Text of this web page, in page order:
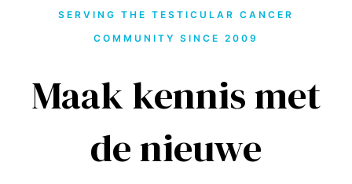
SERVING THE TESTICULAR CANCER
COMMUNITY SINCE 2009
Maak kennis met
de nieuwe